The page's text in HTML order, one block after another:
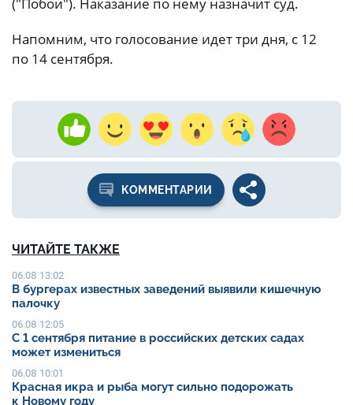
Напомним, что голосование идет три дня, с 12
по 14 сентября.
КОММЕНТАРИИ
ЧИТАЙТЕ ТАКЖЕ
06.08 13:02
В бургерах известных заведений выявили кишечную
палочку
06.08 12:05
С 1 сентября питание в российских детских садах
может измениться
06.08 10:01
Красная икра и рыба могут сильно подорожать
к Новому году